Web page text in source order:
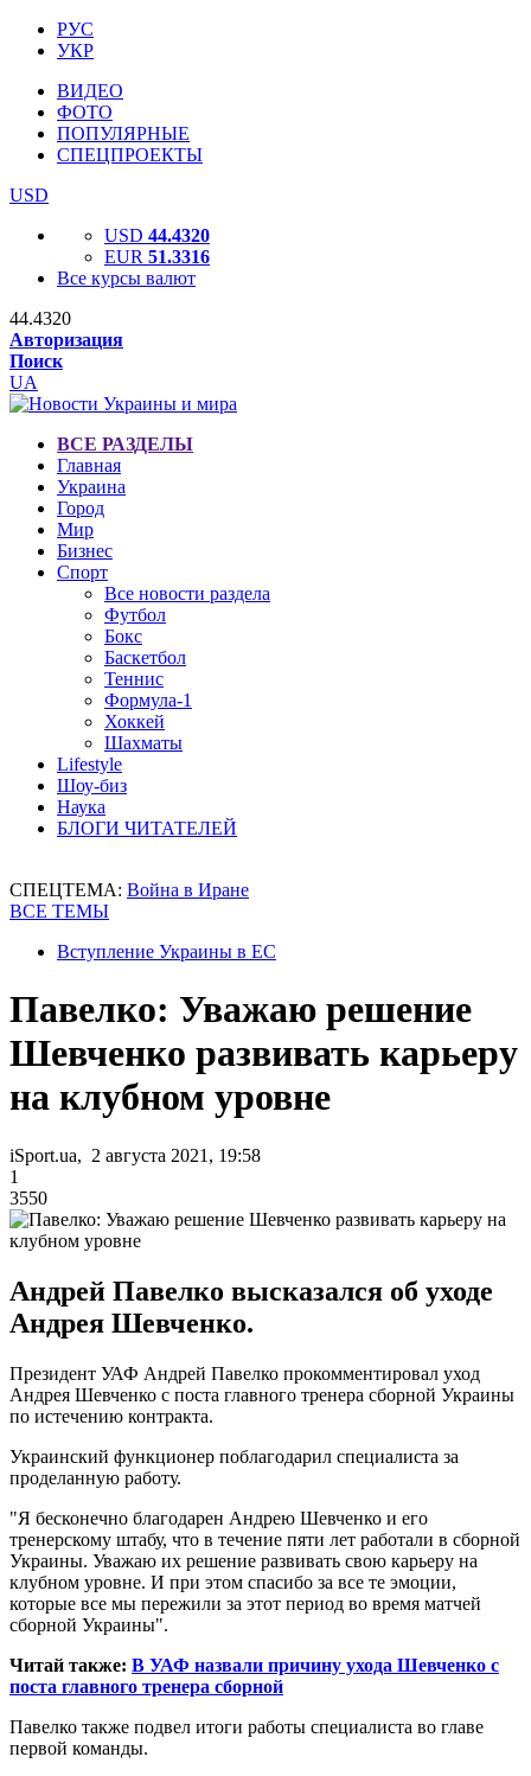
РУС
УКР
ВИДЕО
ФОТО
ПОПУЛЯРНЫЕ
СПЕЦПРОЕКТЫ
USD
USD 44.4320
EUR 51.3316
Все курсы валют
44.4320
Авторизация
Поиск
UA
ВСЕ РАЗДЕЛЫ
Главная
Украина
Город
Мир
Бизнес
Спорт
Все новости раздела
Футбол
Бокс
Баскетбол
Теннис
Формула-1
Хоккей
Шахматы
Lifestyle
Шоу-биз
Наука
БЛОГИ ЧИТАТЕЛЕЙ
СПЕЦТЕМА: Война в Иране
ВСЕ ТЕМЫ
Вступление Украины в ЕС
Павелко: Уважаю решение
Шевченко развивать карьеру
на клубном уровне
iSport.ua, 2 августа 2021, 19:58
1
3550
Андрей Павелко высказался об уходе
Андрея Шевченко.
Президент УАФ Андрей Павелко прокомментировал уход
Андрея Шевченко с поста главного тренера сборной Украины
по истечению контракта.
Украинский функционер поблагодарил специалиста за
проделанную работу.
"Я бесконечно благодарен Андрею Шевченко и его
тренерскому штабу, что в течение пяти лет работали в сборной
Украины. Уважаю их решение развивать свою карьеру на
клубном уровне. И при этом спасибо за все те эмоции,
которые все мы пережили за этот период во время матчей
сборной Украины".
Читай также: В УАФ назвали причину ухода Шевченко с
поста главного тренера сборной
Павелко также подвел итоги работы специалиста во главе
первой команды.